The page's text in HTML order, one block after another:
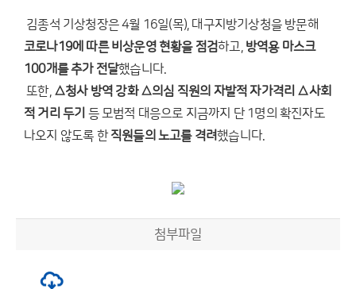
김종석 기상청장은 4월 16일(목), 대구지방기상청을 방문해
코로나19에 따른 비상운영 현황을 점검하고, 방역용 마스크
100개를 추가 전달했습니다.
또한, △청사 방역 강화 △의심 직원의 자발적 자가격리 △사회
적 거리 두기 등 모범적 대응으로 지금까지 단 1명의 확진자도
나오지 않도록 한직원들의 노고를 격려했습니다.
첨부파일